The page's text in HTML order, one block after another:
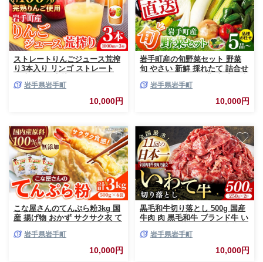
ストレートりんごジュース荒搾
り3本入り リンゴ ストレート
ジュース 荒搾り じゅーす ドリ
ンク リンゴジュース 瓶ジュー
ス 1000ml × 3本 岩手県 岩手町
岩手県岩手町
10,000円
岩手町産の旬野菜セット 野菜
旬 やさい 新鮮 採れたて 詰合せ
手町岩手県岩手町
10,000円
こな屋さんのてんぷら粉3kg 国
産 揚げ物 おかず サクサク衣 て
手町 府金製粉
岩手県岩手町
10,000円
黒毛和牛切り落とし 500g 国産
牛肉 肉 黒毛和牛 ブランド牛 い
き焼き バーベキュー BBQ 肉じ
ゃが 肉炒め しゃぶしゃぶ 小分
岩手県岩手町
10,000円